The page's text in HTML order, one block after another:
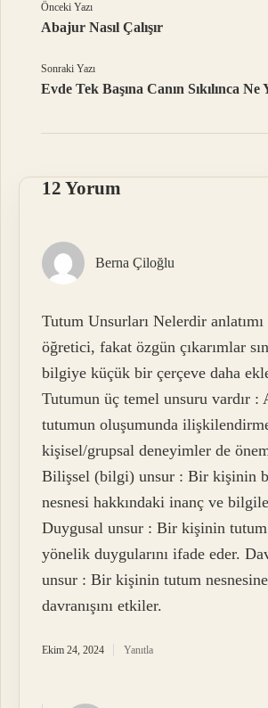
Önceki Yazı
Abajur Nasıl Çalışır
Sonraki Yazı
Evde Tek Başına Canın Sıkılınca Ne
12 Yorum
Berna Çiloğlu
Tutum Unsurları Nelerdir anlatımı
öğretici, fakat özgün çıkarımlar
bilgiye küçük bir çerçeve daha
Tutumun üç temel unsuru vardır :
tutumun oluşumunda
kişisel/grupsal deneyimler de
Bilişsel (bilgi) unsur : Bir kişinin
nesnesi hakkındaki inanç ve
Duygusal unsur : Bir kişinin tutum
yönelik duygularını ifade eder.
unsur : Bir kişinin tutum
davranışını etkiler.
Ekim 24, 2024 Yanıtla